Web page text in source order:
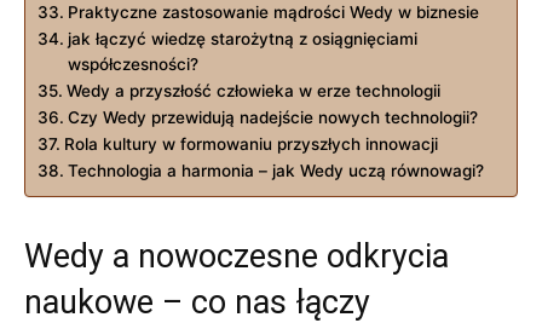
Praktyczne zastosowanie mądrości Wedy w biznesie
jak łączyć wiedzę starożytną z osiągnięciami
współczesności?
Wedy a przyszłość człowieka w erze technologii
Czy Wedy przewidują nadejście nowych technologii?
Rola kultury w formowaniu przyszłych innowacji
Technologia a harmonia – jak Wedy uczą równowagi?
Wedy a nowoczesne odkrycia
naukowe – co nas łączy